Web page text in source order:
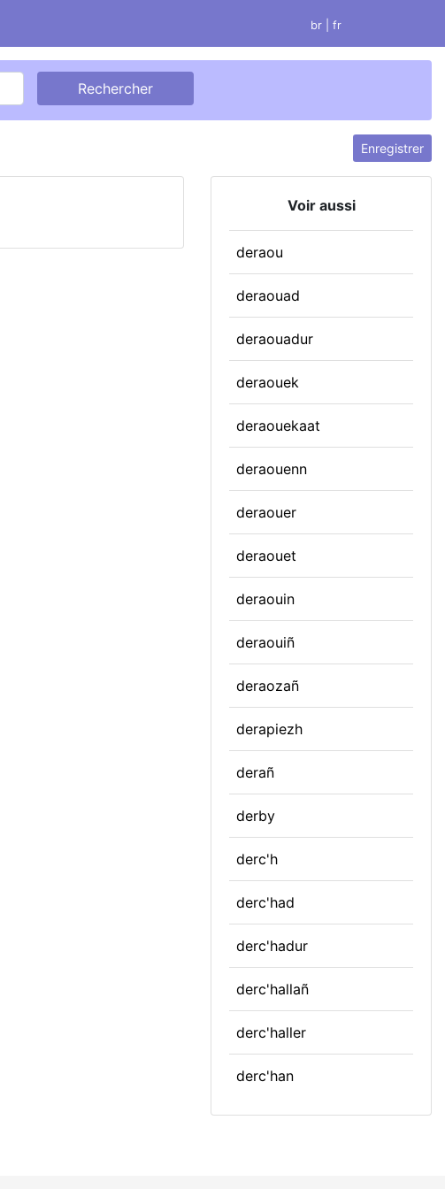
br | fr
Enregistrer
Voir aussi
deraou
deraouad
deraouadur
deraouek
deraouekaat
deraouenn
deraouer
deraouet
deraouin
deraouiñ
deraozañ
derapiezh
derañ
derby
derc'h
derc'had
derc'hadur
derc'hallañ
derc'haller
derc'han